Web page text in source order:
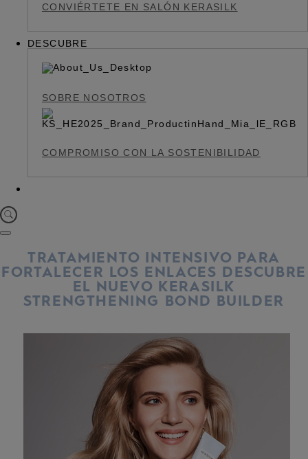
CONVIÉRTETE EN SALÓN KERASILK
DESCUBRE
SOBRE NOSOTROS
COMPROMISO CON LA SOSTENIBILIDAD
TRATAMIENTO INTENSIVO PARA
FORTALECER LOS ENLACES DESCUBRE
EL NUEVO KERASILK
STRENGTHENING BOND BUILDER